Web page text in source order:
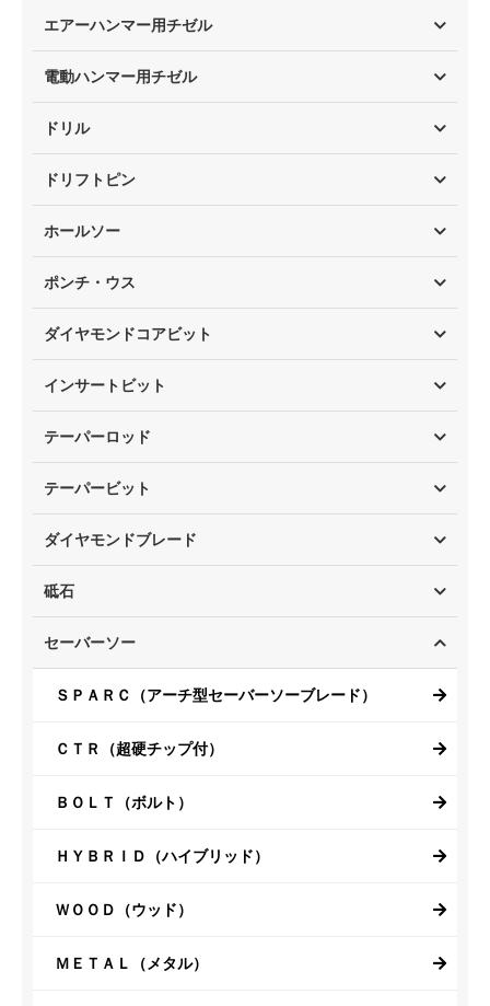
エアーハンマー用チゼル
電動ハンマー用チゼル
ドリル
ドリフトピン
ホールソー
ポンチ・ウス
ダイヤモンドコアビット
インサートビット
テーパーロッド
テーパービット
ダイヤモンドブレード
砥石
セーバーソー
ＳＰＡＲＣ（アーチ型セーバーソーブレード）
ＣＴＲ（超硬チップ付）
ＢＯＬＴ（ボルト）
ＨＹＢＲＩＤ（ハイブリッド）
ＷＯＯＤ（ウッド）
ＭＥＴＡＬ（メタル）